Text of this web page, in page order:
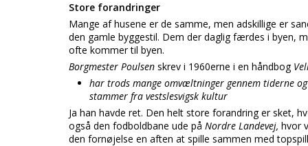
Store forandringer
Mange af husene er de samme, men adskillige er
den gamle byggestil. Dem der daglig færdes i byen,
ofte kommer til byen.
Borgmester Poulsen skrev i 1960erne i en håndbog
har trods mange omvæltninger gennem tiderne
stammer fra vestslesvigsk kultur
Ja han havde ret. Den helt store forandring er sket,
også den fodboldbane ude på Nordre Landevej, hvor
den fornøjelse en aften at spille sammen med